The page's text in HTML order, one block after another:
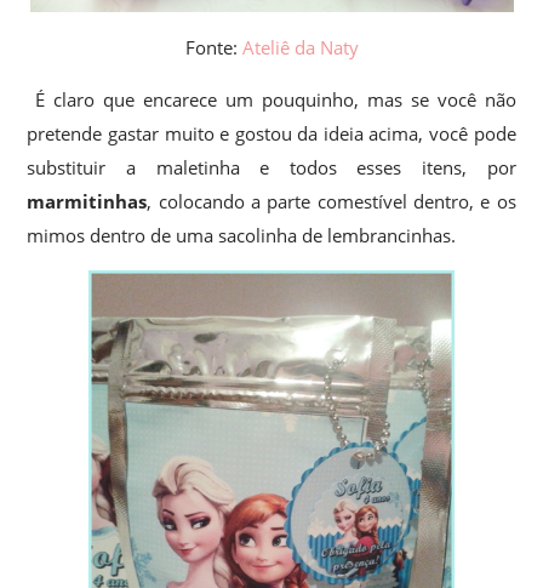
Fonte: Ateliê da Naty
É claro que encarece um pouquinho, mas se você não
pretende gastar muito e gostou da ideia acima, você pode
substituir a maletinha e todos esses itens, por
marmitinhas, colocando a parte comestível dentro, e os
mimos dentro de uma sacolinha de lembrancinhas.